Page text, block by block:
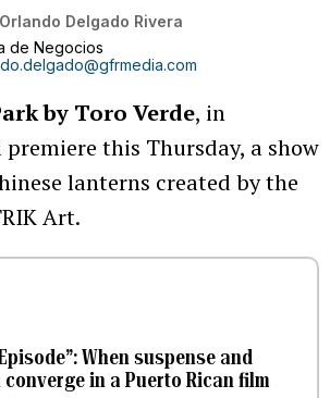
Delgado Rivera
de Negocios
by Toro Verde, in
premiere this Thursday, a show
lanterns created by the
Art.
When suspense and
in a Puerto Rican film